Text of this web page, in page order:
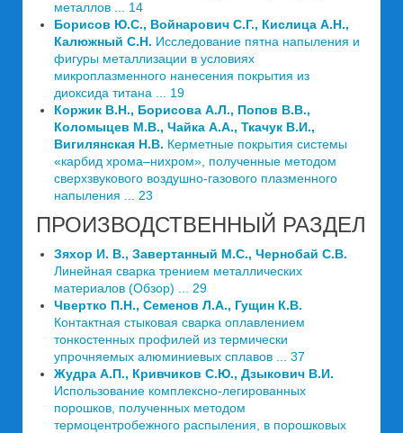
металлов ... 14
Борисов Ю.С., Войнарович С.Г., Кислица А.Н.,
Калюжный С.Н. Исследование пятна напыления и
фигуры металлизации в условиях
микроплазменного нанесения покрытия из
диоксида титана ... 19
Коржик В.Н., Борисова А.Л., Попов В.В.,
Коломыцев М.В., Чайка А.А., Ткачук В.И.,
Вигилянская Н.В. Керметные покрытия системы
«карбид хрома–нихром», полученные методом
сверхзвукового воздушно-газового плазменного
напыления ... 23
ПРОИЗВОДСТВЕННЫЙ РАЗДЕЛ
Зяхор И. В., Завертанный М.С., Чернобай С.В.
Линейная сварка трением металлических
материалов (Обзор) ... 29
Чвертко П.Н., Семенов Л.А., Гущин К.В.
Контактная стыковая сварка оплавлением
тонкостенных профилей из термически
упрочняемых алюминиевых сплавов ... 37
Жудра А.П., Кривчиков С.Ю., Дзыкович В.И.
Использование комплексно-легированных
порошков, полученных методом
термоцентробежного распыления, в порошковых